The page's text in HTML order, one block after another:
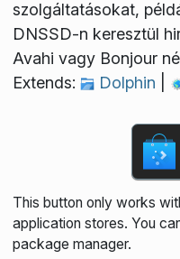
szolgáltatásokat,
DNSSD-n keresztül
Avahi vagy Bonjour
Extends:
Dolphin
This button only works
application stores. You
package manager.